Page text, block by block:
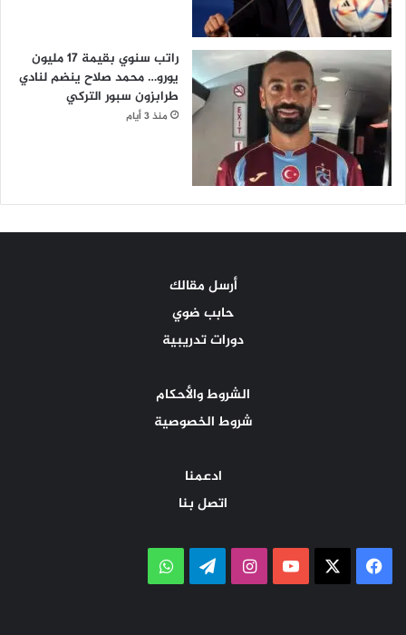
راتب سنوي بقيمة 17 مليون
يورو… محمد صلاح ينضم لنادي
طرابزون سبور التركي
منذ 3 أيام
أرسل مقالك
حابب ضوي
دورات تدريبية
الشروط والأحكام
شروط الخصوصية
ادعمنا
اتصل بنا
فيسبوك ‫YouTubeانستقرامتيلقرامواتساب